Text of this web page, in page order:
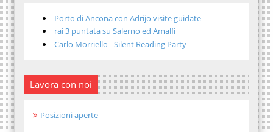
Porto di Ancona con Adrijo visite guidate
rai 3 puntata su Salerno ed Amalfi
Carlo Morriello - Silent Reading Party
Lavora con noi
Posizioni aperte